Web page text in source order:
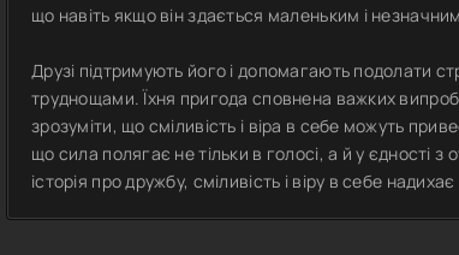
що навіть якщо він здається маленьким і
Друзі підтримують його і допомагають подолати
труднощами. Їхня пригода сповнена важких
зрозуміти, що сміливість і віра в себе можуть
що сила полягає не тільки в голосі, а й у єдності
історія про дружбу, сміливість і віру в себе